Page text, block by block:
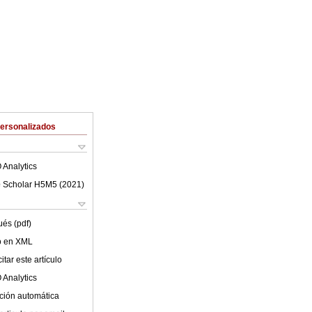
Analytics
Scholar H5M5 (2021 )
(pdf)
en XML
este artículo
Analytics
automática